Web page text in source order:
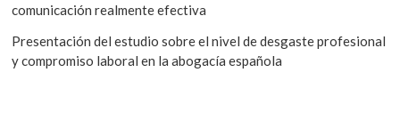
comunicación realmente efectiva
Presentación del estudio sobre el nivel de desgaste profesional
y compromiso laboral en la abogacía española